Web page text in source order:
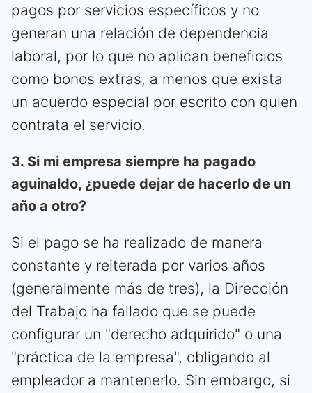
pagos por servicios específicos y no
generan una relación de dependencia
laboral, por lo que no aplican beneficios
como bonos extras, a menos que exista
un acuerdo especial por escrito con quien
contrata el servicio.
3. Si mi empresa siempre ha pagado
aguinaldo, ¿puede dejar de hacerlo de un
año a otro?
Si el pago se ha realizado de manera
constante y reiterada por varios años
(generalmente más de tres), la Dirección
del Trabajo ha fallado que se puede
configurar un "derecho adquirido" o una
"práctica de la empresa", obligando al
empleador a mantenerlo. Sin embargo, si